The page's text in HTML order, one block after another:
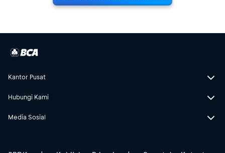
Kantor Pusat
Hubungi Kami
Media Sosial